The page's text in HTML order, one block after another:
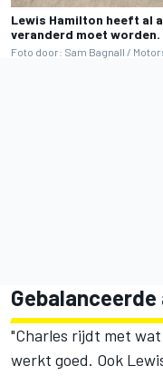
Lewis Hamilton heeft al
veranderd moet worden.
Foto door: Sam Bagnall /
"Charles rijdt met
werkt goed. Ook